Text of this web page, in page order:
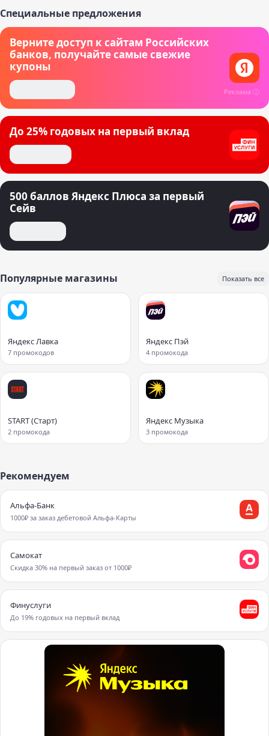
Специальные предложения
Реклама ⓘ
Верните доступ к сайтам Российских
банков, получайте самые свежие
купоны
Скачать Яндекс
До 25% годовых на первый вклад
Открыть вклад
500 баллов Яндекс Плюса за первый
Сейв
Открыть сейв
Популярные магазины Показать все
Яндекс Лавка
7 промокодов
Яндекс Пэй
4 промокода
START (Старт)
2 промокода
Яндекс Музыка
3 промокода
Рекомендуем
Альфа-Банк
1000₽ за заказ дебетовой Альфа-Карты
Самокат
Скидка 30% на первый заказ от 1000₽
Финуслуги
До 19% годовых на первый вклад